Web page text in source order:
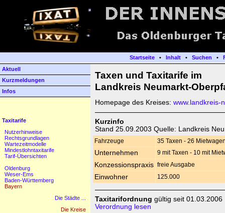
Startseite• Inhalt• Suchen •
Aktuell
Kurzmeldungen
Infos
Taxitarife
Nutzerhinweise
Rechtsgrundlagen
Wartezeitmodelle
Mindestlohntaxitarife
Tarif-Übersichten
Oldenburg
Weser-Ems
Baden-Württemberg
Bayern
Die Städte ...
Die Kreise
Taxen und Taxitarife im
Landkreis Neumarkt-
Homepage des Kreises: www.landkreis-
Kurzinfo
Stand 25.09.2003 Quelle: Landkreis
Fahrzeuge 35 Taxen - 26
Unternehmen 9 mit Taxen - 10 mit
Konzessionspraxis freie Ausgabe
Einwohner 125.000
Taxitarifordnung gültig seit 01.03.2006
Verordnung lesen